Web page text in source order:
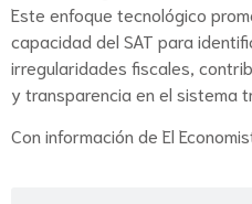
Este enfoque tecnológico
capacidad del SAT para
irregularidades fiscales,
y transparencia en el sistema
Con información de El